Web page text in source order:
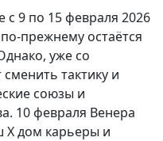
с 9 по 15 февраля 2026
прежнему остаётся
уже со
тактику и
союзы и
10 февраля Венера
X дом карьеры и